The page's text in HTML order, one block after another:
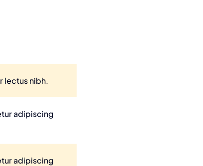
lectus nibh.
adipiscing
adipiscing